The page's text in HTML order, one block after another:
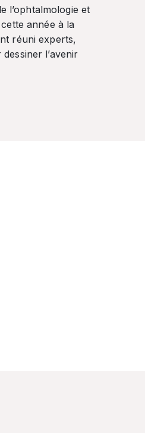
l’ophtalmologie et
année à la
réuni experts,
l’avenir